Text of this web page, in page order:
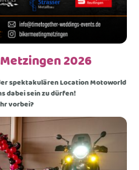
2026
spektakulären Location Motoworld
dabei sein zu dürfen!
vorbei?